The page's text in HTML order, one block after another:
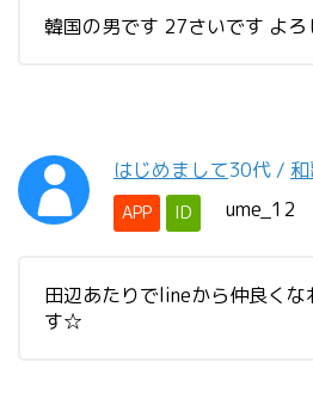
韓国の男です 27さいです よ
はじめまして30代 /
APP ID ume_12
田辺あたりでlineから仲良くな
す☆